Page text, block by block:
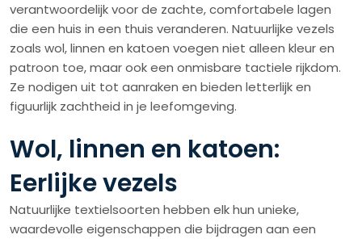
verantwoordelijk voor de zachte, comfortabele lagen
die een huis in een thuis veranderen. Natuurlijke vezels
zoals wol, linnen en katoen voegen niet alleen kleur en
patroon toe, maar ook een onmisbare tactiele rijkdom.
Ze nodigen uit tot aanraken en bieden letterlijk en
figuurlijk zachtheid in je leefomgeving.
Wol, linnen en katoen:
Eerlijke vezels
Natuurlijke textielsoorten hebben elk hun unieke,
waardevolle eigenschappen die bijdragen aan een